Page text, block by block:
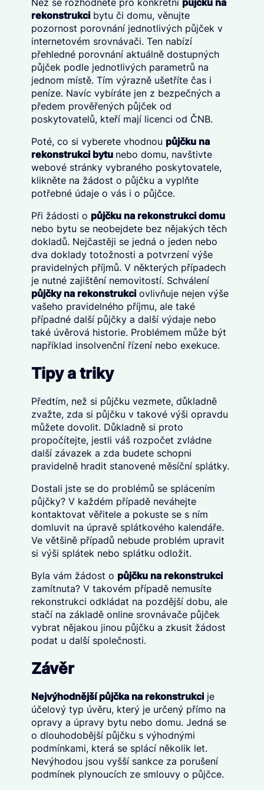
Než se rozhodnete pro konkrétní půjčku na
rekonstrukcibytu či domu, věnujte
pozornost porovnání jednotlivých půjček v
internetovém srovnávači. Ten nabízí
přehledné porovnání aktuálně dostupných
půjček podle jednotlivých parametrů na
jednom místě. Tím výrazně ušetříte čas i
peníze. Navíc vybíráte jen z bezpečných a
předem prověřených půjček od
poskytovatelů, kteří mají licenci od ČNB.
Poté, co si vyberete vhodnou půjčku na
rekonstrukci bytu nebo domu, navštivte
webové stránky vybraného poskytovatele,
klikněte na žádost o půjčku a vyplňte
potřebné údaje o vás i o půjčce.
Při žádosti o půjčku na rekonstrukci domu
nebo bytu se neobejdete bez nějakých těch
dokladů. Nejčastěji se jedná o jeden nebo
dva doklady totožnosti a potvrzení výše
pravidelných příjmů. V některých případech
je nutné zajištění nemovitostí. Schválení
půjčky na rekonstrukciovlivňuje nejen výše
vašeho pravidelného příjmu, ale také
případné další půjčky a další výdaje nebo
také úvěrová historie. Problémem může být
například insolvenční řízení nebo exekuce.
Tipy a triky
Předtím, než si půjčku vezmete, důkladně
zvažte, zda si půjčku v takové výši opravdu
můžete dovolit. Důkladně si proto
propočítejte, jestli váš rozpočet zvládne
další závazek a zda budete schopni
pravidelně hradit stanovené měsíční splátky.
Dostali jste se do problémů se splácením
půjčky? V každém případě neváhejte
kontaktovat věřitele a pokuste se s ním
domluvit na úpravě splátkového kalendáře.
Ve většině případů nebude problém upravit
si výši splátek nebo splátku odložit.
Byla vám žádost o půjčku na rekonstrukci
zamítnuta? V takovém případě nemusíte
rekonstrukci odkládat na pozdější dobu, ale
stačí na základě online srovnávače půjček
vybrat nějakou jinou půjčku a zkusit žádost
podat u další společnosti.
Závěr
Nejvýhodnější půjčka na rekonstrukcije
účelový typ úvěru, který je určený přímo na
opravy a úpravy bytu nebo domu. Jedná se
o dlouhodobější půjčku s výhodnými
podmínkami, která se splácí několik let.
Nevýhodou jsou vyšší sankce za porušení
podmínek plynoucích ze smlouvy o půjčce.